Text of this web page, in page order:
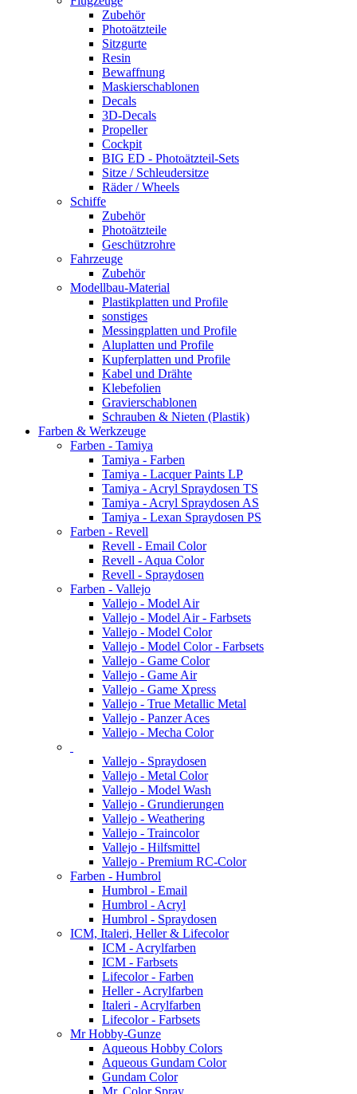
Zubehör
Photoätzteile
Sitzgurte
Resin
Bewaffnung
Maskierschablonen
Decals
3D-Decals
Propeller
Cockpit
BIG ED - Photoätzteil-Sets
Sitze / Schleudersitze
Räder / Wheels
Schiffe
Zubehör
Photoätzteile
Geschützrohre
Fahrzeuge
Zubehör
Modellbau-Material
Plastikplatten und Profile
sonstiges
Messingplatten und Profile
Aluplatten und Profile
Kupferplatten und Profile
Kabel und Drähte
Klebefolien
Gravierschablonen
Schrauben & Nieten (Plastik)
Farben & Werkzeuge
Farben - Tamiya
Tamiya - Farben
Tamiya - Lacquer Paints LP
Tamiya - Acryl Spraydosen TS
Tamiya - Acryl Spraydosen AS
Tamiya - Lexan Spraydosen PS
Farben - Revell
Revell - Email Color
Revell - Aqua Color
Revell - Spraydosen
Farben - Vallejo
Vallejo - Model Air
Vallejo - Model Air - Farbsets
Vallejo - Model Color
Vallejo - Model Color - Farbsets
Vallejo - Game Color
Vallejo - Game Air
Vallejo - Game Xpress
Vallejo - True Metallic Metal
Vallejo - Panzer Aces
Vallejo - Mecha Color
Vallejo - Spraydosen
Vallejo - Metal Color
Vallejo - Model Wash
Vallejo - Grundierungen
Vallejo - Weathering
Vallejo - Traincolor
Vallejo - Hilfsmittel
Vallejo - Premium RC-Color
Farben - Humbrol
Humbrol - Email
Humbrol - Acryl
Humbrol - Spraydosen
ICM, Italeri, Heller & Lifecolor
ICM - Acrylfarben
ICM - Farbsets
Lifecolor - Farben
Heller - Acrylfarben
Italeri - Acrylfarben
Lifecolor - Farbsets
Mr Hobby-Gunze
Aqueous Hobby Colors
Aqueous Gundam Color
Gundam Color
Mr. Color Spray